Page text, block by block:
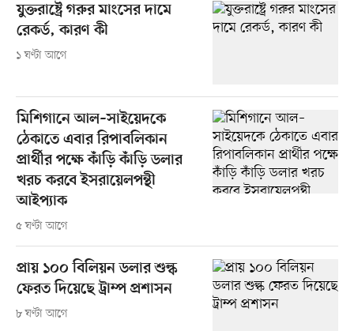
যুক্তরাষ্ট্রে গরুর মাংসের দামে
রেকর্ড, কারণ কী
১ ঘণ্টা আগে
মিশিগানে আল–সাইয়েদকে
ঠেকাতে এবার রিপাবলিকান
প্রার্থীর পক্ষে কাঁড়ি কাঁড়ি ডলার
খরচ করবে ইসরায়েলপন্থী
আইপ্যাক
৫ ঘণ্টা আগে
প্রায় ১০০ বিলিয়ন ডলার শুল্ক
ফেরত দিয়েছে ট্রাম্প প্রশাসন
৮ ঘণ্টা আগে